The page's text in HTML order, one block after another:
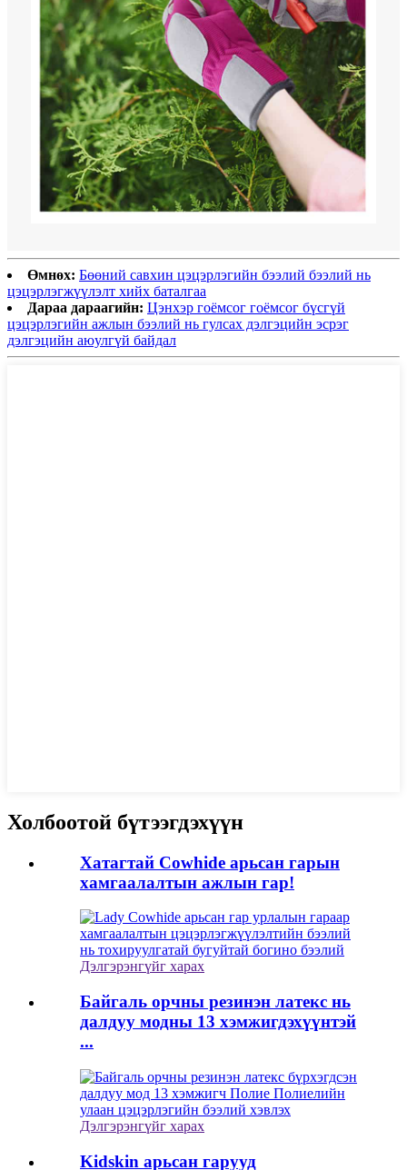
Өмнөх: Бөөний савхин цэцэрлэгийн бээлий бээлий нь
цэцэрлэгжүүлэлт хийх баталгаа
Дараа дараагийн: Цэнхэр гоёмсог гоёмсог бүсгүй
цэцэрлэгийн ажлын бээлий нь гулсах дэлгэцийн эсрэг
дэлгэцийн аюулгүй байдал
Холбоотой бүтээгдэхүүн
Хатагтай Cowhide арьсан гарын
хамгаалалтын ажлын гар!
Дэлгэрэнгүйг харах
Байгаль орчны резинэн латекс нь
далдуу модны 13 хэмжигдэхүүнтэй
...
Дэлгэрэнгүйг харах
Kidskin арьсан гарууд